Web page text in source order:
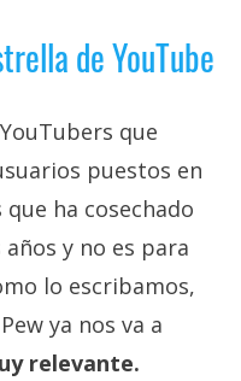
de YouTube
que
puestos en
ha cosechado
y no es para
lo escribamos,
ya nos va a
relevante.